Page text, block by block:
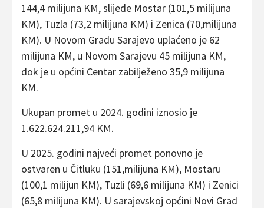
144,4 milijuna KM, slijede Mostar (101,5 milijuna
KM), Tuzla (73,2 milijuna KM) i Zenica (70,milijuna
KM). U Novom Gradu Sarajevo uplaćeno je 62
milijuna KM, u Novom Sarajevu 45 milijuna KM,
dok je u općini Centar zabilježeno 35,9 milijuna
KM.
Ukupan promet u 2024. godini iznosio je
1.622.624.211,94 KM.
U 2025. godini najveći promet ponovno je
ostvaren u Čitluku (151,milijuna KM), Mostaru
(100,1 milijun KM), Tuzli (69,6 milijuna KM) i Zenici
(65,8 milijuna KM). U sarajevskoj općini Novi Grad